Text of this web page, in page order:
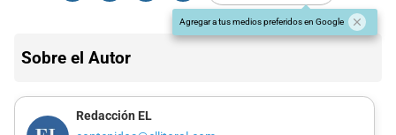
Agregar a tus medios preferidos en Google
Sobre el Autor
Redacción EL